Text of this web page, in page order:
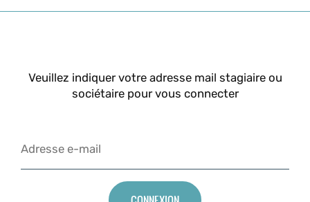
Veuillez indiquer votre adresse mail stagiaire ou
sociétaire pour vous connecter